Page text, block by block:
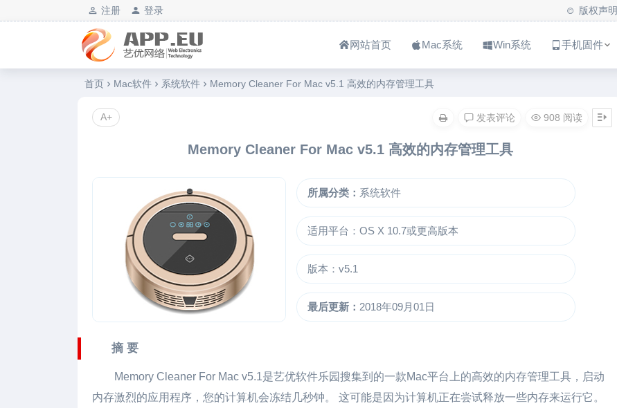
注册 登录 版权声明
艺优软件乐园
网站首页 Mac系统 Win系统 手机固件
首页 Mac软件 系统软件 Memory Cleaner For Mac v5.1 高效的内存管理工具
Memory Cleaner For Mac v5.1 高效的内存管理工具
所属分类： 系统软件
适用平台：OS X 10.7或更高版本
版本：v5.1
最后更新： 2018年09月01日
摘 要
Memory Cleaner For Mac v5.1是艺优软件乐园搜集到的一款Mac平台上的高效的内存管理工具，启动
内存激烈的应用程序，您的计算机会冻结几秒钟。 这可能是因为计算机正在尝试释放一些内存来运行它。
发表评论 908 阅读
A+